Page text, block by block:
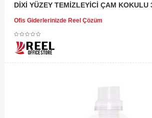
DİXİ YÜZEY TEMİZLEYİCİ ÇAM KOKULU
Ofis Giderlerinizde Reel Çözüm